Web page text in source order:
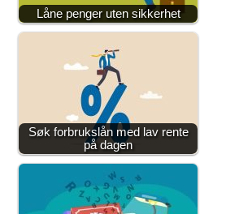
Låne penger uten sikkerhet
Søk forbrukslån med lav rente
på dagen